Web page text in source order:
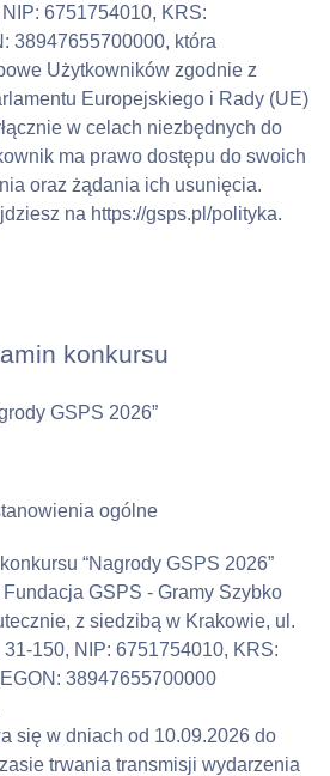
6751754010, KRS:
38947655700000, która
Użytkowników zgodnie z
Europejskiego i Rady (UE)
w celach niezbędnych do
ma prawo dostępu do swoich
oraz żądania ich usunięcia.
na https://gsps.pl/polityka.
konkursu
GSPS 2026”
ogólne
“Nagrody GSPS 2026”
Fundacja GSPS - Gramy Szybko
z siedzibą w Krakowie, ul.
150, NIP: 6751754010, KRS:
38947655700000
się w dniach od 10.09.2026 do
trwania transmisji wydarzenia